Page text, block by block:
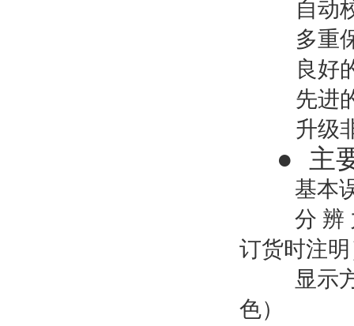
自动
多重
良好
先进
升级
● 主
基本
分 辨
订货时注
显示
色）